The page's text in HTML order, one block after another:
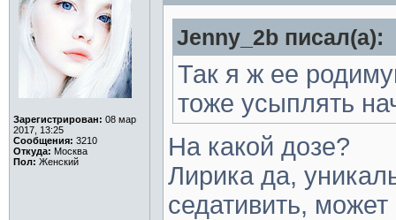
Зарегистрирован: 08 мар
2017, 13:25
Сообщения: 3210
Откуда: Москва
Пол: Женский
Jenny_2b писал(а):
Так я ж ее
тоже усыплять
На какой дозе?
Лирика да,
седативить,